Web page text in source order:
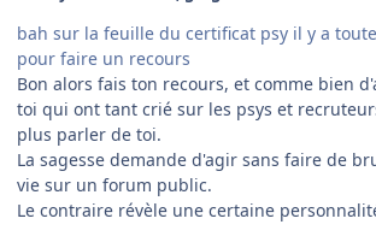
bah sur la feuille du certificat psy il y a
pour faire un recours
Bon alors fais ton recours, et comme bien
toi qui ont tant crié sur les psys et
plus parler de toi.
La sagesse demande d'agir sans faire de
vie sur un forum public.
Le contraire révèle une certaine